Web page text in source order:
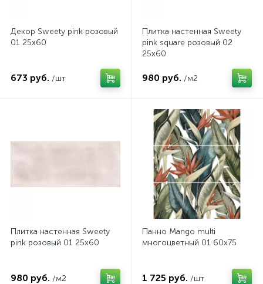
Декор Sweety pink розовый
01 25х60
673 руб. /шт
Плитка настенная Sweety
pink square розовый 02
25х60
980 руб. /м2
Плитка настенная Sweety
pink розовый 01 25х60
980 руб. /м2
Панно Mango multi
многоцветный 01 60х75
1 725 руб. /шт